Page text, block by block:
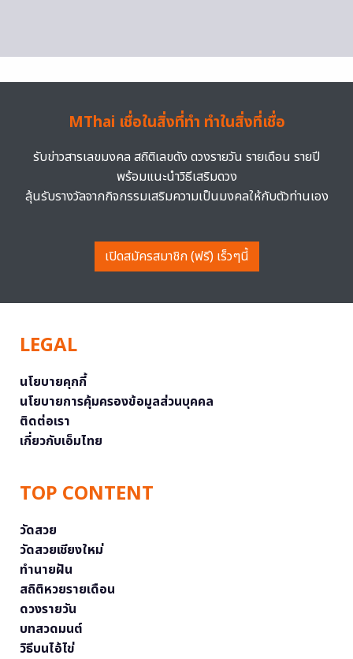
MThai เชื่อในสิ่งที่ทำ ทำในสิ่งที่เชื่อ
รับข่าวสารเลขมงคล สถิติเลขดัง ดวงรายวัน รายเดือน รายปี
พร้อมแนะนำวิธีเสริมดวง
ลุ้นรับรางวัลจากกิจกรรมเสริมความเป็นมงคลให้กับตัวท่านเอง
เปิดสมัครสมาชิก (ฟรี) เร็วๆนี้
LEGAL
นโยบายคุกกี้
นโยบายการคุ้มครองข้อมูลส่วนบุคคล
ติดต่อเรา
เกี่ยวกับเอ็มไทย
TOP CONTENT
วัดสวย
วัดสวยเชียงใหม่
ทำนายฝัน
สถิติหวยรายเดือน
ดวงรายวัน
บทสวดมนต์
วิธีบนไอ้ไข่